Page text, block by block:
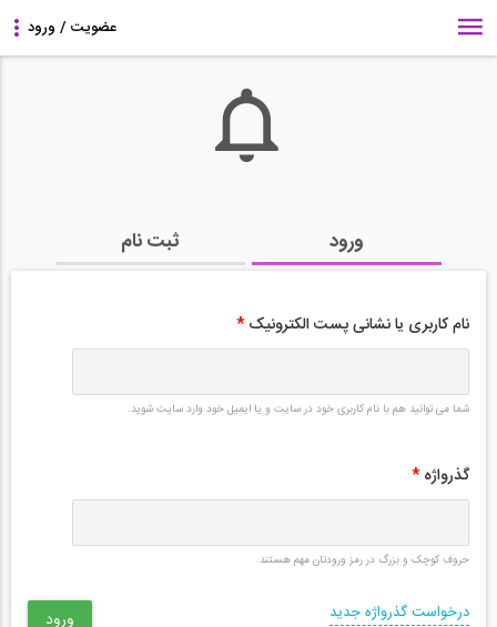
ورود ثبت نام
نام کاربری یا نشانی پست الکترونیک *
شما می توانید هم با نام کاربری خود در سایت و یا ایمیل خود وارد سایت شوید.
گذرواژه *
حروف کوچک و بزرگ در رمز ورودتان مهم هستند.
درخواست گذرواژه جدید